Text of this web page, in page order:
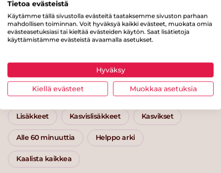
Yrttiöljy
Kategoriat
Lisäkkeet Kasvislisäkkeet Kasvikset
Alle 60 minuuttia Helppo arki
Kaalista kaikkea
Tietoa evästeistä
Käytämme tällä sivustolla evästeitä taataksemme sivuston parhaan
mahdollisen toiminnan. Voit hyväksyä kaikki evästeet, muokata omia
evästeasetuksiasi tai kieltää evästeiden käytön. Saat lisätietoja
käyttämistämme evästeistä avaamalla asetukset.
Hyväksy
Kiellä evästeet Muokkaa asetuksia